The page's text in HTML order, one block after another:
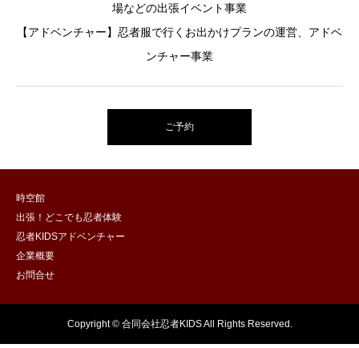
場などの出張イベント事業
【アドベンチャー】忍者服で行くお出かけプランの運営、アドベ
ンチャー事業
ご予約
時空館
出張！どこでも忍者体験
忍者KIDSアドベンチャー
企業概要
お問合せ
Copyright © 合同会社忍者KIDS All Rights Reserved.